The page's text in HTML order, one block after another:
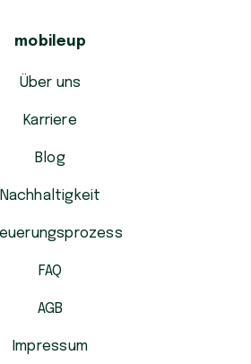
mobileup
Über uns
Karriere
Blog
Nachhaltigkeit
FAQ
AGB
Impressum